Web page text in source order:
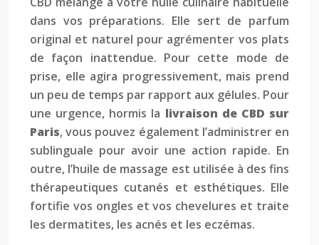
dans vos préparations. Elle sert de parfum
original et naturel pour agrémenter vos plats
de façon inattendue. Pour cette mode de
prise, elle agira progressivement, mais prend
un peu de temps par rapport aux gélules. Pour
une urgence, hormis la livraison de CBD sur
Paris, vous pouvez également l’administrer en
sublinguale pour avoir une action rapide. En
outre, l’huile de massage est utilisée à des fins
thérapeutiques cutanés et esthétiques. Elle
fortifie vos ongles et vos chevelures et traite
les dermatites, les acnés et les eczémas.